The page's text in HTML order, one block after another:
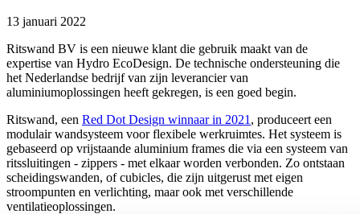
13 januari 2022
Ritswand BV is een nieuwe klant die gebruik maakt van de
expertise van Hydro EcoDesign. De technische ondersteuning die
het Nederlandse bedrijf van zijn leverancier van
aluminiumoplossingen heeft gekregen, is een goed begin.
Ritswand, een Red Dot Design winnaar in 2021 , produceert een
modulair wandsysteem voor flexibele werkruimtes. Het systeem is
gebaseerd op vrijstaande aluminium frames die via een systeem van
ritssluitingen - zippers - met elkaar worden verbonden. Zo ontstaan
scheidingswanden, of cubicles, die zijn uitgerust met eigen
stroompunten en verlichting, maar ook met verschillende
ventilatieoplossingen.